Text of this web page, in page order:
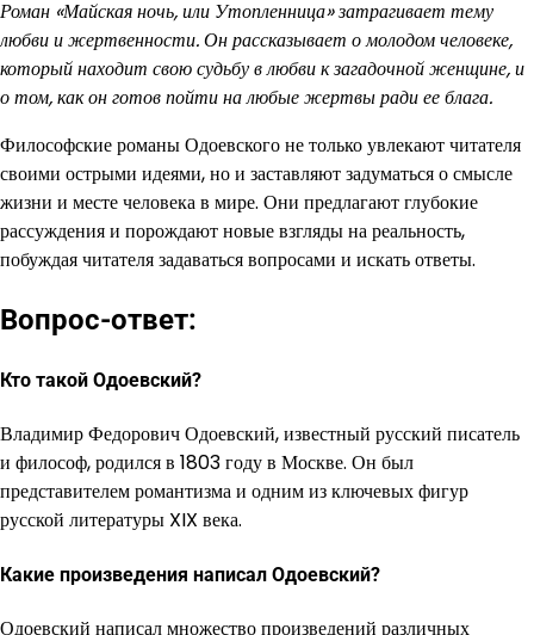
Роман «Майская ночь, или Утопленница» затрагивает тему
любви и жертвенности. Он рассказывает о молодом человеке,
который находит свою судьбу в любви к загадочной женщине, и
о том, как он готов пойти на любые жертвы ради ее блага.
Философские романы Одоевского не только увлекают читателя
своими острыми идеями, но и заставляют задуматься о смысле
жизни и месте человека в мире. Они предлагают глубокие
рассуждения и порождают новые взгляды на реальность,
побуждая читателя задаваться вопросами и искать ответы.
Вопрос-ответ:
Кто такой Одоевский?
Владимир Федорович Одоевский, известный русский писатель
и философ, родился в 1803 году в Москве. Он был
представителем романтизма и одним из ключевых фигур
русской литературы XIX века.
Какие произведения написал Одоевский?
Одоевский написал множество произведений различных